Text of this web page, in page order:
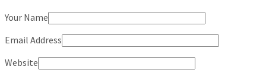
Your Name
Email Address
Website